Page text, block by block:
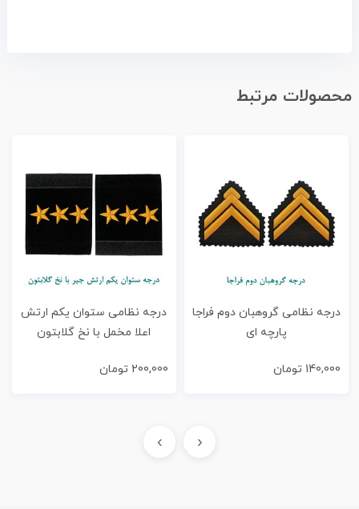
محصولات مرتبط
درجه نظامی گروهبان دوم فراجا
پارچه ای
140,000 تومان
درجه نظامی ستوان یکم ارتش
اعلا مخمل با نخ گلابتون
200,000 تومان
‹
›